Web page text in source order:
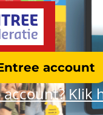
account
Klik